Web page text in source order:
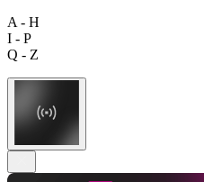
A - H
I - P
Q - Z